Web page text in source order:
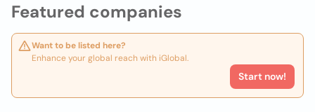
Featured companies
Want to be listed here?
Enhance your global reach with iGlobal.
Start now!